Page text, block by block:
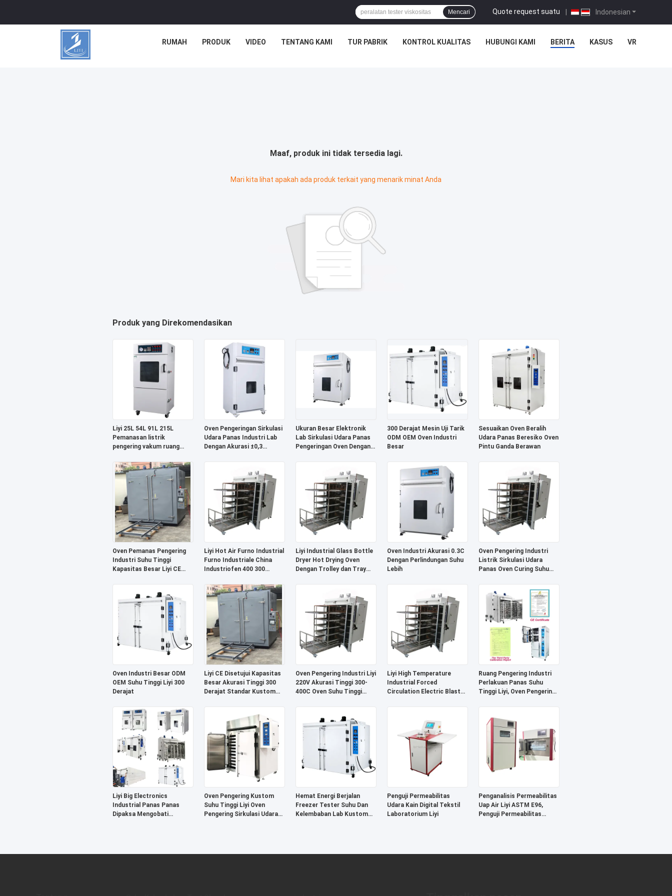
Indonesian
Quote request suatu |
Mencari
RUMAH PRODUK VIDEO TENTANG KAMI TUR PABRIK KONTROL KUALITAS HUBUNGI KAMI BERITA KASUS VR
Maaf, produk ini tidak tersedia lagi.
Mari kita lihat apakah ada produk terkait yang menarik minat Anda
Produk yang Direkomendasikan
Liyi 25L 54L 91L 215L
Pemanasan listrik
pengering vakum ruang
oven vakum
Oven Pengeringan Sirkulasi
Udara Panas Industri Lab
Dengan Akurasi ±0,3
Ukuran Besar Elektronik
Lab Sirkulasi Udara Panas
Pengeringan Oven Dengan
300 Derajat Mesin Uji Tarik
ODM OEM Oven Industri
Besar
Sesuaikan Oven Beralih
Udara Panas Beresiko Oven
Pintu Ganda Berawan
Oven Pemanas Pengering
Industri Suhu Tinggi
Kapasitas Besar Liyi CE
Liyi Hot Air Furno Industrial
Furno Industriale China
Industriofen 400 300
Liyi Industrial Glass Bottle
Dryer Hot Drying Oven
Dengan Trolley dan Tray
Oven Industri Akurasi 0.3C
Dengan Perlindungan Suhu
Lebih
Oven Pengering Industri
Listrik Sirkulasi Udara
Panas Oven Curing Suhu
Mesin
Oven Industri Besar ODM
OEM Suhu Tinggi Liyi 300
Derajat
Liyi CE Disetujui Kapasitas
Besar Akurasi Tinggi 300
Derajat Standar Kustom
Oven Pengering Industri Liyi
220V Akurasi Tinggi 300-
400C Oven Suhu Tinggi
Liyi High Temperature
Industrial Forced
Circulation Electric Blast
Ruang Pengering Industri
Perlakuan Panas Suhu
Tinggi Liyi, Oven Pengering
Liyi Big Electronics
Industrial Panas Panas
Dipaksa Mengobati
Oven Pengering Kustom
Suhu Tinggi Liyi Oven
Pengering Sirkulasi Udara
Hemat Energi Berjalan
Freezer Tester Suhu Dan
Kelembaban Lab Kustom
Penguji Permeabilitas
Udara Kain Digital Tekstil
Laboratorium Liyi
Penganalisis Permeabilitas
Uap Air Liyi ASTM E96,
Penguji Permeabilitas